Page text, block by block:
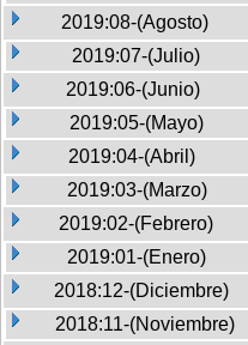
2019:08-(Agosto)
2019:07-(Julio)
2019:06-(Junio)
2019:05-(Mayo)
2019:04-(Abril)
2019:03-(Marzo)
2019:02-(Febrero)
2019:01-(Enero)
2018:12-(Diciembre)
2018:11-(Noviembre)